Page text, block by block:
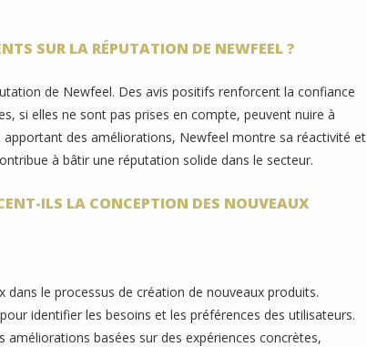
SUR LA RÉPUTATION DE NEWFEEL ?
de Newfeel. Des avis positifs renforcent la confiance
si elles ne sont pas prises en compte, peuvent nuire à
apportant des améliorations, Newfeel montre sa réactivité et
à bâtir une réputation solide dans le secteur.
ILS LA CONCEPTION DES NOUVEAUX
le processus de création de nouveaux produits.
identifier les besoins et les préférences des utilisateurs.
améliorations basées sur des expériences concrètes,